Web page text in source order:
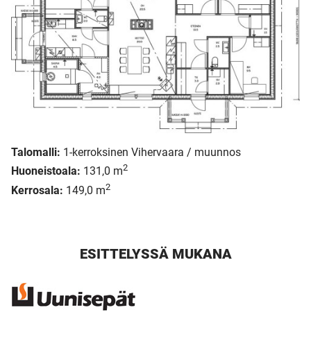
Talomalli: 1-kerroksinen Vihervaara / muunnos
Huoneistoala: 131,0 m2
Kerrosala: 149,0 m2
ESITTELYSSÄ MUKANA